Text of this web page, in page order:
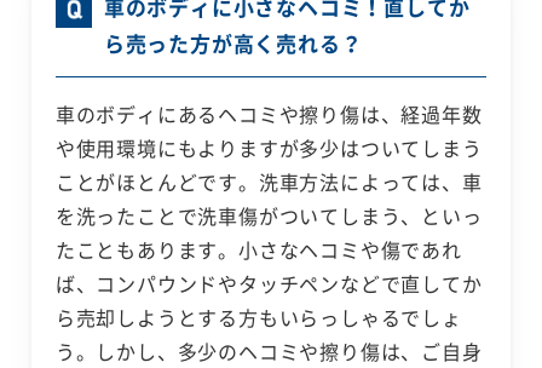
車のボディに小さなヘコミ！直してか
ら売った方が高く売れる？
車のボディにあるヘコミや擦り傷は、経過年数
や使用環境にもよりますが多少はついてしまう
ことがほとんどです。洗車方法によっては、車
を洗ったことで洗車傷がついてしまう、といっ
たこともあります。小さなヘコミや傷であれ
ば、コンパウンドやタッチペンなどで直してか
ら売却しようとする方もいらっしゃるでしょ
う。しかし、多少のヘコミや擦り傷は、ご自身